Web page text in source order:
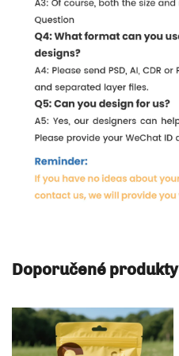
Doporučené produkty